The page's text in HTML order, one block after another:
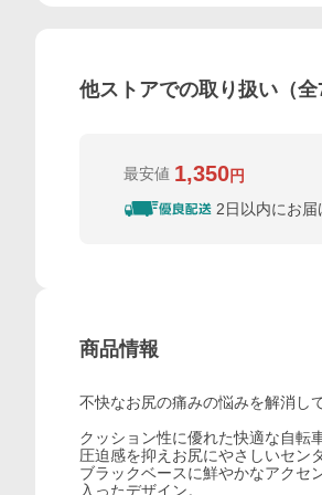
他ストアでの取り扱い（全
最安値 1,350円
2日以内にお届
商品情報
不快なお尻の痛みの悩みを解消し
クッション性に優れた快適な自転
圧迫感を抑えお尻にやさしいセン
ブラックベースに鮮やかなアクセ
入ったデザイン。